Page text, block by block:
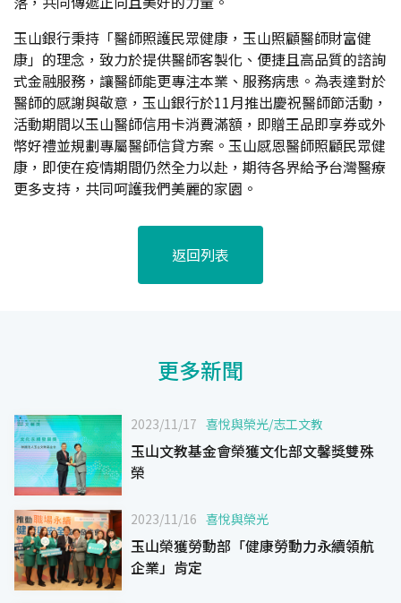
玉山銀行秉持「醫師照護民眾健康，玉山照顧醫師財富健
康」的理念，致力於提供醫師客製化、便捷且高品質的諮詢
式金融服務，讓醫師能更專注本業、服務病患。為表達對於
醫師的感謝與敬意，玉山銀行於11月推出慶祝醫師節活動，
活動期間以玉山醫師信用卡消費滿額，即贈王品即享券或外
幣好禮並規劃專屬醫師信貸方案。玉山感恩醫師照顧民眾健
康，即使在疫情期間仍然全力以赴，期待各界給予台灣醫療
更多支持，共同呵護我們美麗的家園。
返回列表
更多新聞
2023/11/17 喜悅與榮光/志工文教
玉山文教基金會榮獲文化部文馨獎雙殊
榮
2023/11/16 喜悅與榮光
玉山榮獲勞動部「健康勞動力永續領航
企業」肯定